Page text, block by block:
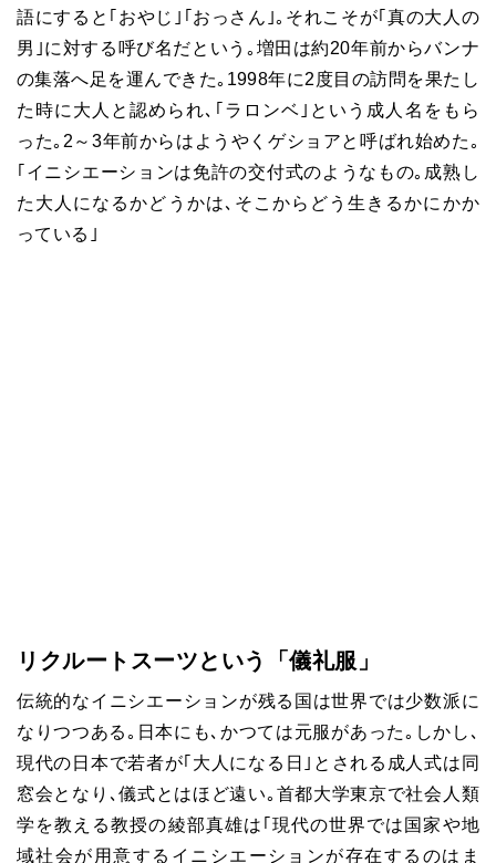
語にすると｢おやじ｣｢おっさん｣｡それこそが｢真の大人の
男｣に対する呼び名だという｡増田は約20年前からバンナ
の集落へ足を運んできた｡1998年に2度目の訪問を果たし
た時に大人と認められ､｢ラロンベ｣という成人名をもら
った｡2～3年前からはようやくゲショアと呼ばれ始めた｡
｢イニシエーションは免許の交付式のようなもの｡成熟し
た大人になるかどうかは､そこからどう生きるかにかか
っている｣
リクルートスーツという「儀礼服」
伝統的なイニシエーションが残る国は世界では少数派に
なりつつある｡日本にも､かつては元服があった｡しかし､
現代の日本で若者が｢大人になる日｣とされる成人式は同
窓会となり､儀式とはほど遠い｡首都大学東京で社会人類
学を教える教授の綾部真雄は｢現代の世界では国家や地
域社会が用意するイニシエーションが存在するのはま